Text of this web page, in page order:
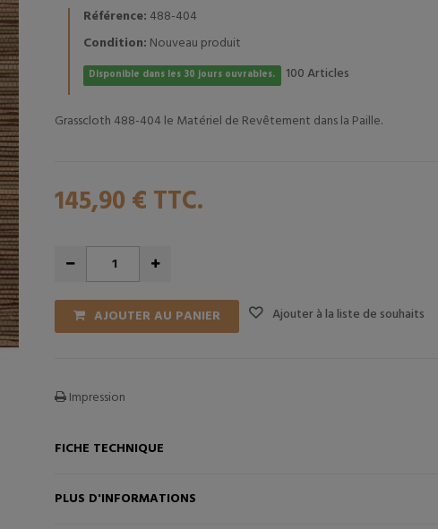
Référence: 488-404
Condition: Nouveau produit
Disponible dans les 30 jours ouvrables. 100Articles
Grasscloth 488-404 le Matériel de Revêtement dans la Paille.
145,90 € TTC.
AJOUTER AU PANIER Ajouter à la liste de souhaits
Impression
FICHE TECHNIQUE
PLUS D'INFORMATIONS
AU PANIER